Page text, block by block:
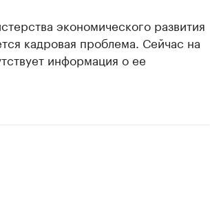
экономического развития
кадровая проблема. Сейчас на
информация о ее